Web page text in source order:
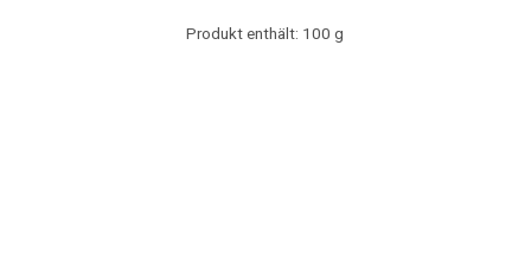
Produkt enthält: 100 g